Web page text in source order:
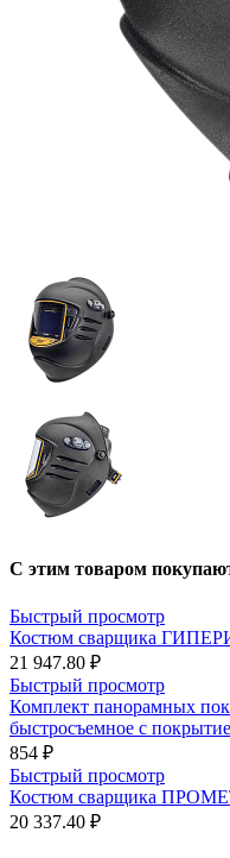
С этим товаром
Быстрый просмотр
Костюм сварщика
21 947.80 ₽
Быстрый просмотр
Комплект панорамных
быстросъемное с
854 ₽
Быстрый просмотр
Костюм сварщика
20 337.40 ₽